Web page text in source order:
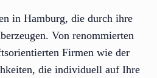
in Hamburg, die durch ihre
Von renommierten
Firmen wie der
die individuell auf Ihre